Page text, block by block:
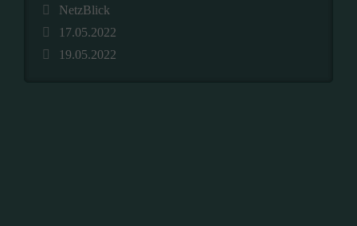
Kategorien
NetzBlick
17.05.2022
19.05.2022